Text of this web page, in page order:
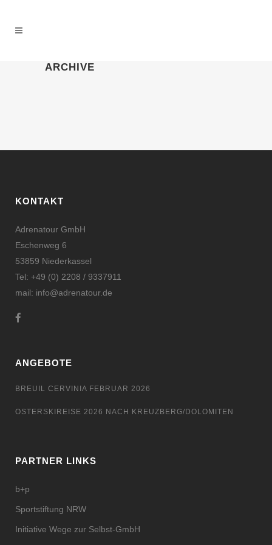
ARCHIVE
KONTAKT
Adrenatour GmbH
Eschenweg 6
53859 Niederkassel
Tel: +49 (0) 2208 / 9337911
mail: info@adrenatour.de
ANGEBOTE
BREUIL CERVINIA FEBRUAR 2026
OSTERSKIREISE 2026 NACH KREUZBERG/DOLOMITEN
PARTNER LINKS
b+p
Sportstiftung NRW
Initiative Wege zur Selbst-GmbH